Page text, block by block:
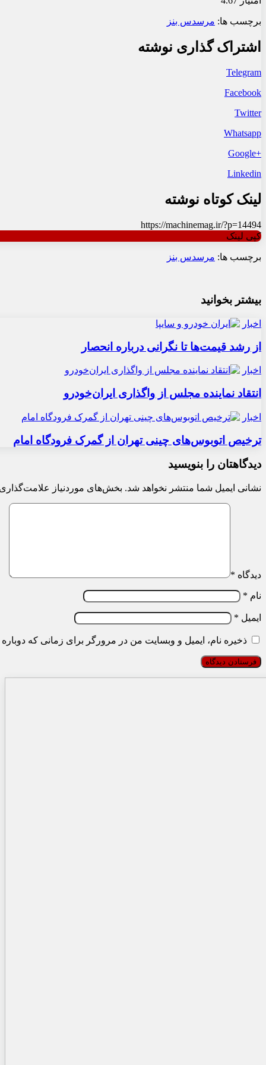
برچسب ها: مرسدس بنز
اشتراک گذاری نوشته
Telegram
Facebook
Twitter
Whatsapp
+Google
Linkedin
لینک کوتاه نوشته
https://machinemag.ir/?p=14494
کپی لینک
برچسب ها: مرسدس بنز
بیشتر بخوانید
اخبار
از رشد قیمت‌ها تا نگرانی درباره انحصار
اخبار
انتقاد نماینده مجلس از واگذاری ایران‌خودرو
اخبار
ترخیص اتوبوس‌های چینی تهران از گمرک فرودگاه امام
دیدگاهتان را بنویسید
نشانی ایمیل شما منتشر نخواهد شد. بخش‌های موردنیاز
دیدگاه *
نام *
ایمیل *
ذخیره نام، ایمیل و وبسایت من در مرورگر برای زمانی که